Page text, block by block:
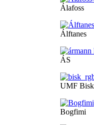
Álafoss
Álftanes
ÁS
UMF
Bogfimi